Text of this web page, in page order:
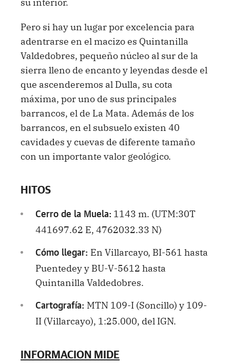
Pero si hay un lugar por excelencia para
adentrarse en el macizo es Quintanilla
Valdedobres, pequeño núcleo al sur de la
sierra lleno de encanto y leyendas desde el
que ascenderemos al Dulla, su cota
máxima, por uno de sus principales
barrancos, el de La Mata. Además de los
barrancos, en el subsuelo existen 40
cavidades y cuevas de diferente tamaño
con un importante valor geológico.
HITOS
Cerro de la Muela: 1143 m. (UTM:30T
441697.62 E, 4762032.33 N)
Cómo llegar: En Villarcayo, BI-561 hasta
Puentedey y BU-V-5612 hasta
Quintanilla Valdedobres.
Cartografía: MTN 109-I (Soncillo) y 109-
II (Villarcayo), 1:25.000, del IGN.
INFORMACION MIDE